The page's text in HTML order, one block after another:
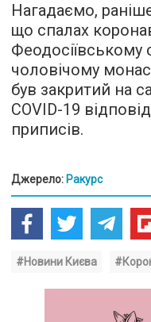
Нагадаємо,
що спалах
Феодосіївському
чоловічому
був закритий на
COVID-19
приписів.
Джерело: Ракурс
#Новини Києва